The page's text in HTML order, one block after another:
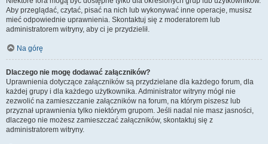
Aby przeglądać, czytać, pisać na nich lub wykonywać inne operacje, musisz
mieć odpowiednie uprawnienia. Skontaktuj się z moderatorem lub
administratorem witryny, aby ci je przydzielił.
Na górę
Dlaczego nie mogę dodawać załączników?
Uprawnienia dotyczące załączników są przydzielane dla każdego forum, dla
każdej grupy i dla każdego użytkownika. Administrator witryny mógł nie
zezwolić na zamieszczanie załączników na forum, na którym piszesz lub
przyznał uprawnienia tylko niektórym grupom. Jeśli nadal nie masz jasności,
dlaczego nie możesz zamieszczać załączników, skontaktuj się z
administratorem witryny.